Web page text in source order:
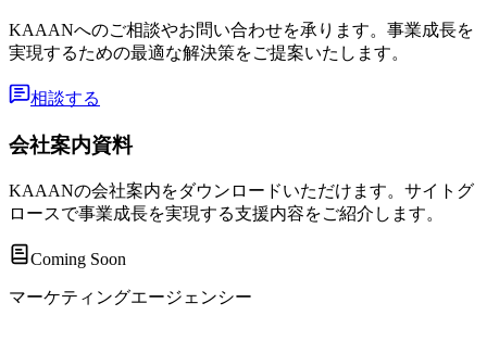
KAAANへのご相談やお問い合わせを承ります。事業成長を
実現するための最適な解決策をご提案いたします。
相談する
会社案内資料
KAAANの会社案内をダウンロードいただけます。サイトグ
ロースで事業成長を実現する支援内容をご紹介します。
Coming Soon
マーケティングエージェンシー